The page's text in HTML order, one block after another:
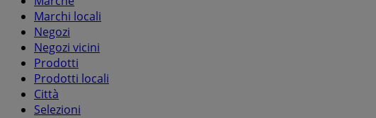
Marchi locali
Negozi
Negozi vicini
Prodotti
Prodotti locali
Città
Selezioni